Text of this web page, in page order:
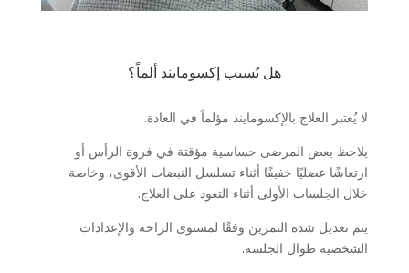
هل يُسبب إكسومايند ألماً؟
لا يُعتبر العلاج بالإكسومايند مؤلماً في العادة.
يلاحظ بعض المرضى حساسية مؤقتة في فروة الرأس أو
ارتعاشًا عضليًا خفيفًا أثناء تسلسل النبضات الأقوى، وخاصة
خلال الجلسات الأولى أثناء التعود على العلاج.
يتم تعديل شدة التمرين وفقًا لمستوى الراحة والإعدادات
الشخصية طوال الجلسة.